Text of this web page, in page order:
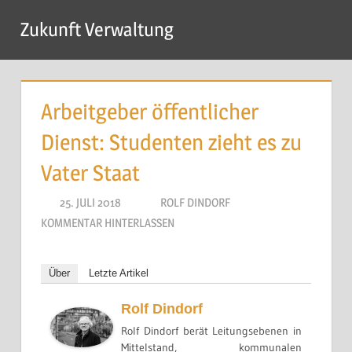
Inhalt
springen
Zukunft Verwaltung
Arbeitgeber öffentlicher
Dienst: Studenten zieht es zu
Vater Staat
25. JULI 2018
ROLF DINDORF
KOMMENTAR HINTERLASSEN
Über Letzte Artikel
Rolf Dindorf
Rolf Dindorf berät Leitungsebenen in
Mittelstand, kommunalen
Entscheidungen, die nicht gelten, kosten mehr
als Zeit.
Der Weg zur Handlungsfähigkeit beginnt dort, wo